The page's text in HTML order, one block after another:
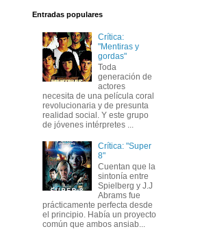
Entradas populares
Crítica:
"Mentiras y
gordas"
Toda
generación de
actores
necesita de una película coral
revolucionaria y de presunta
realidad social. Y este grupo
de jóvenes intérpretes ...
Crítica: "Super
8"
Cuentan que la
sintonía entre
Spielberg y J.J
Abrams fue
prácticamente perfecta desde
el principio. Había un proyecto
común que ambos ansiab...